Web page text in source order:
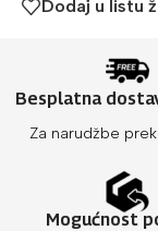
Dodaj u listu
Besplatna
Za narudžbe
Mogućnost